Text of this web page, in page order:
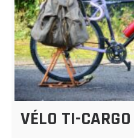
VÉLO TI-